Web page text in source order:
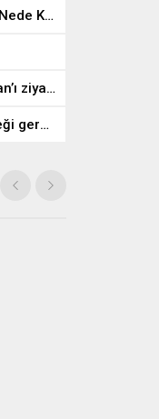
Üç Bakanın Ne Sözü Ne Gücü Nede Kudreti Yetmedi
İmralı Heyeti pazar günü Öcalan’ı ziyaret edecek
Muhalefetin seçime girebileceği gerçek bir alan kalmayabilir